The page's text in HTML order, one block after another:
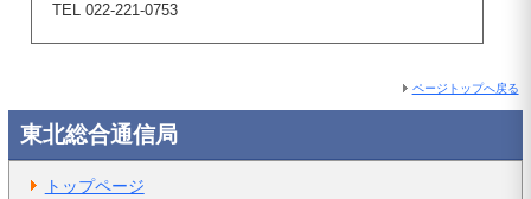
TEL 022-221-0753
ページトップへ戻る
東北総合通信局
トップページ